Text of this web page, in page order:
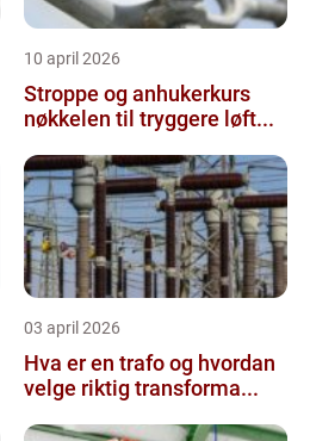
10 april 2026
Stroppe og anhukerkurs
nøkkelen til tryggere løft...
03 april 2026
Hva er en trafo og hvordan
velge riktig transforma...